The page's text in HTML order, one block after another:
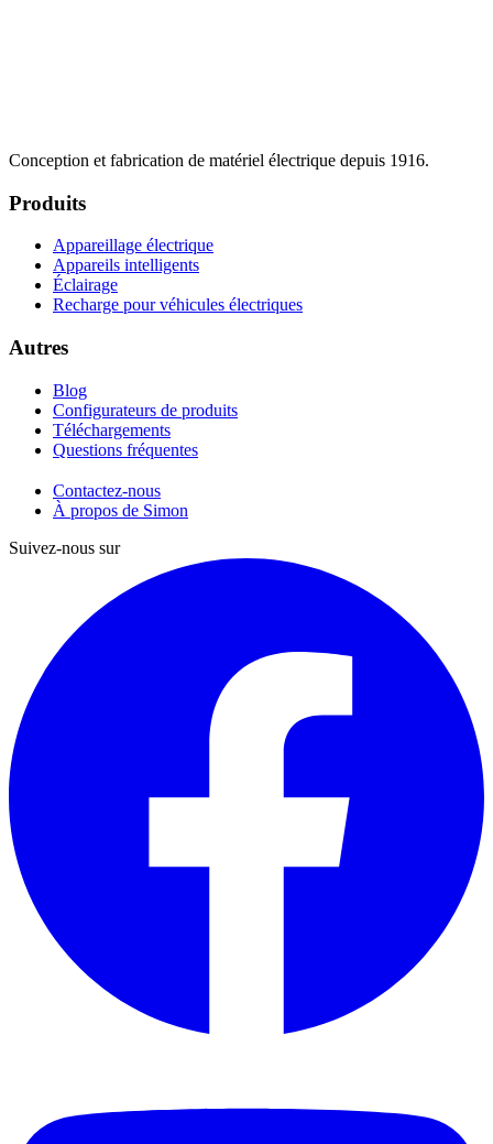
Conception et fabrication de matériel électrique depuis 1916.
Produits
Appareillage électrique
Appareils intelligents
Éclairage
Recharge pour véhicules électriques
Autres
Blog
Configurateurs de produits
Téléchargements
Questions fréquentes
Contactez-nous
À propos de Simon
Suivez-nous sur